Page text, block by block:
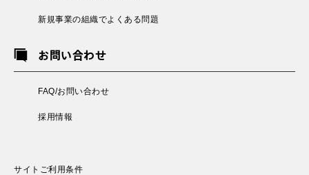
新規事業の組織でよくある問題
お問い合わせ
FAQ/お問い合わせ
採用情報
サイトご利用条件